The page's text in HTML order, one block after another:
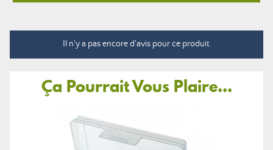
Il n'y a pas encore d'avis pour ce produit.
Ça Pourrait Vous Plaire...